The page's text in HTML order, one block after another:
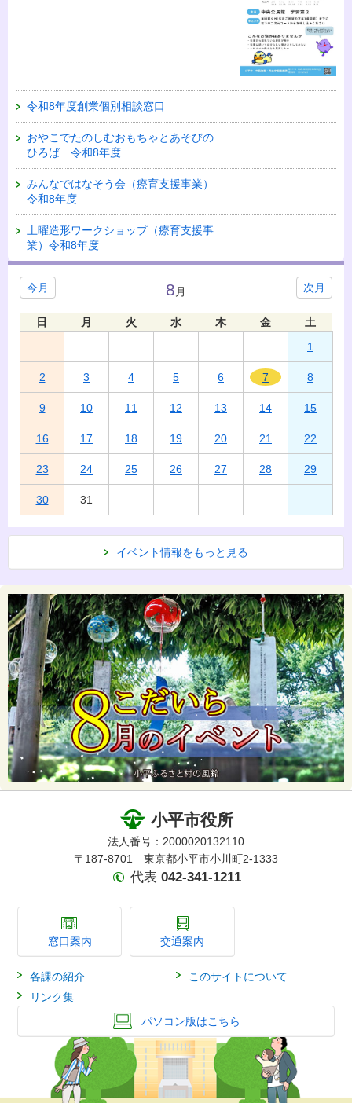
令和8年度創業個別相談窓口
おやこでたのしむおもちゃとあそびの
ひろば 令和8年度
みんなではなそう会（療育支援事業）
令和8年度
土曜造形ワークショップ（療育支援事
業）令和8年度
今月 次月
8月
日 月 火 水 木 金
土
1
2 3 4 5 6 7 8
9 10 11 12 13 14 15
16 17 18 19 20 21 22
23 24 25 26 27 28 29
30 31
イベント情報をもっと見る
小平市役所
法人番号：2000020132110
〒187-8701 東京都小平市小川町2-1333
代表 042-341-1211
窓口案内 交通案内
各課の紹介
このサイトについて
リンク集
パソコン版はこちら